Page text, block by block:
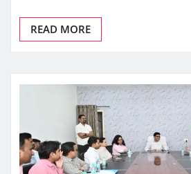
READ MORE